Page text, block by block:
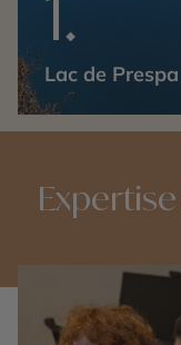
Lac de Prespa